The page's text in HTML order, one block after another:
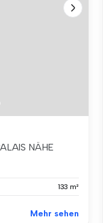
NÄHE
133 m²
Mehr sehen